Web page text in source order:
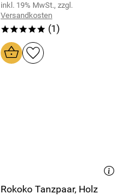
inkl. 19% MwSt., zzgl.
Versandkosten
***** (1)
Rokoko Tanzpaar, Holz